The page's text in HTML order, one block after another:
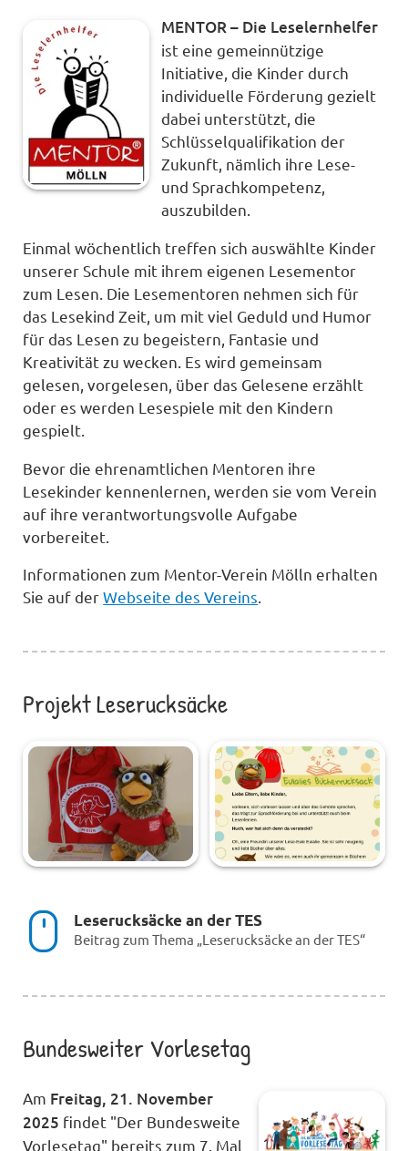
MENTOR – Die Leselernhelfer
ist eine gemeinnützige
Initiative, die Kinder durch
individuelle Förderung gezielt
dabei unterstützt, die
Schlüsselqualifikation der
Zukunft, nämlich ihre Lese-
und Sprachkompetenz,
auszubilden.
Einmal wöchentlich treffen sich auswählte Kinder
unserer Schule mit ihrem eigenen Lesementor
zum Lesen. Die Lesementoren nehmen sich für
das Lesekind Zeit, um mit viel Geduld und Humor
für das Lesen zu begeistern, Fantasie und
Kreativität zu wecken. Es wird gemeinsam
gelesen, vorgelesen, über das Gelesene erzählt
oder es werden Lesespiele mit den Kindern
gespielt.
Bevor die ehrenamtlichen Mentoren ihre
Lesekinder kennenlernen, werden sie vom Verein
auf ihre verantwortungsvolle Aufgabe
vorbereitet.
Informationen zum Mentor-Verein Mölln erhalten
Sie auf derWebseite des Vereins.
Projekt Leserucksäcke
Leserucksäcke an der TES
Beitrag zum Thema „Leserucksäcke an der TES“
Bundesweiter Vorlesetag
Am Freitag, 21. November
2025 findet "Der Bundesweite
Vorlesetag" bereits zum 7. Mal